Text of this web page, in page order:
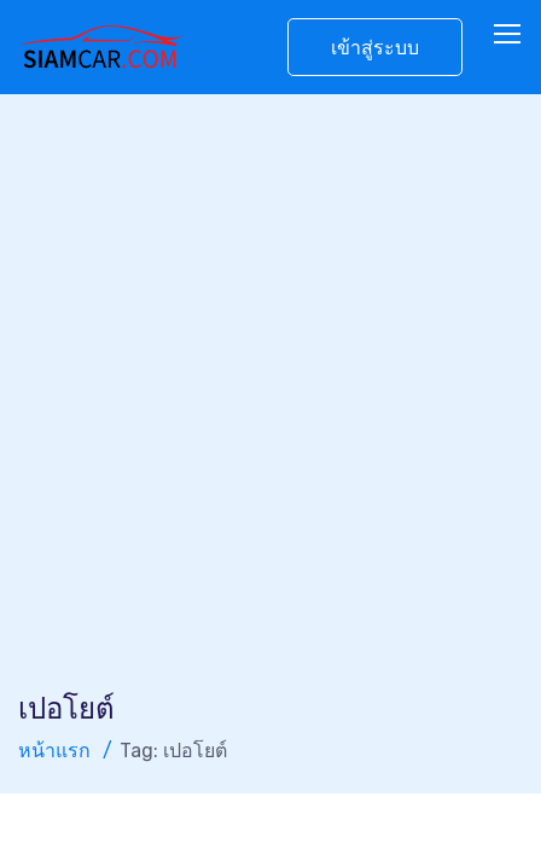
เข้าสู่ระบบ
เปอโยต์
หน้าแรก Tag: เปอโยต์